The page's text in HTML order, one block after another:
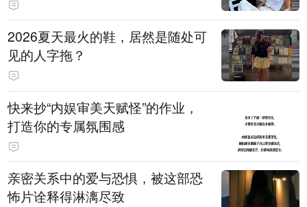
2026夏天最火的鞋，居然是随处可
见的人字拖？
快来抄“内娱审美天赋怪”的作业，
打造你的专属氛围感
亲密关系中的爱与恐惧，被这部恐
怖片诠释得淋漓尽致